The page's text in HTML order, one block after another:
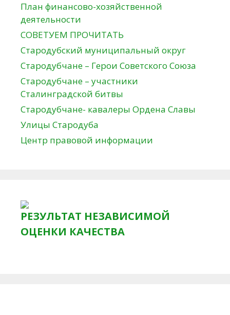
План финансово-хозяйственной
деятельности
СОВЕТУЕМ ПРОЧИТАТЬ
Стародубский муниципальный округ
Стародубчане – Герои Советского Союза
Стародубчане – участники
Сталинградской битвы
Стародубчане- кавалеры Ордена Славы
Улицы Стародуба
Центр правовой информации
РЕЗУЛЬТАТ НЕЗАВИСИМОЙ
ОЦЕНКИ КАЧЕСТВА